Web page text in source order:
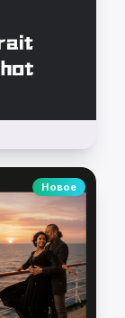
Новое